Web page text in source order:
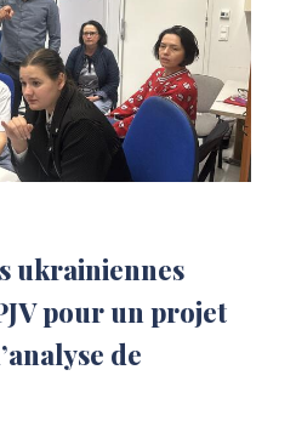
ukrainiennes
pour un projet
de